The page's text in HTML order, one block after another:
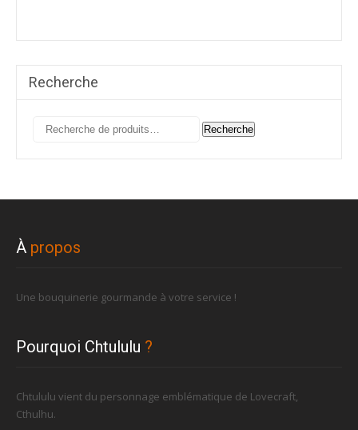
Recherche
Recherche
Recherche
À propos
Une bouquinerie gourmande à votre service !
Pourquoi Chtululu ?
Chtululu vient du personnage emblématique de Lovecraft,
Cthulhu.